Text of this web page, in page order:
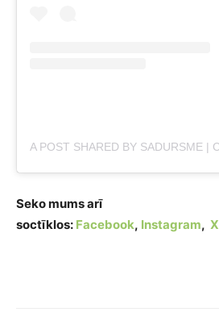
Seko mums arī
soctīklos: Facebook, Instagram, X